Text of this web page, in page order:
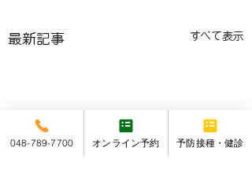
最新記事 すべて表示
048-789-7700 オンライン予約 予防接種・健診